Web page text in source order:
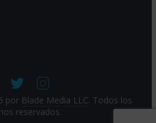
por Blade Media LLC. Todos los
reservados.